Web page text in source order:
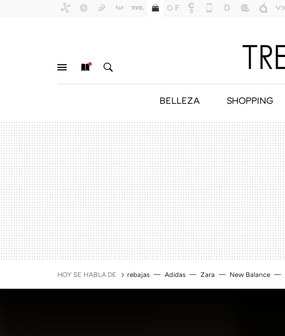
BELLEZA SHOPPING
HOY SE HABLA DE rebajas Adidas Zara New Balance